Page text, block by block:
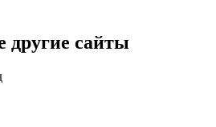
сайты